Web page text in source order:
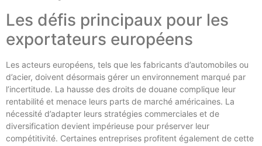
Les défis principaux pour les
exportateurs européens
Les acteurs européens, tels que les fabricants d’automobiles ou
d’acier, doivent désormais gérer un environnement marqué par
l’incertitude. La hausse des droits de douane complique leur
rentabilité et menace leurs parts de marché américaines. La
nécessité d’adapter leurs stratégies commerciales et de
diversification devient impérieuse pour préserver leur
compétitivité. Certaines entreprises profitent également de cette